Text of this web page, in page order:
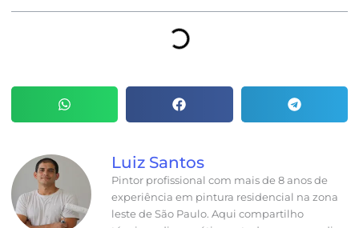
Luiz Santos
Pintor profissional com mais de 8 anos de
experiência em pintura residencial na zona
leste de São Paulo. Aqui compartilho